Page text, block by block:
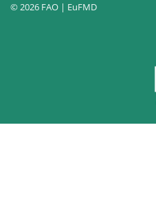
© 2026 FAO | EuFMD